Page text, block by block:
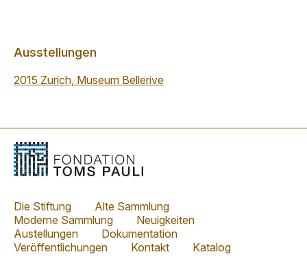
Ausstellungen
2015 Zurich, Museum Bellerive
Die Stiftung
Alte Sammlung
Moderne Sammlung
Neuigkeiten
Austellungen
Dokumentation
Veröffentlichungen
Kontakt Katalog